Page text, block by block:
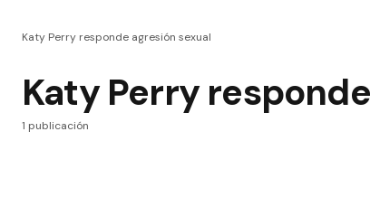
Katy Perry responde agresión sexual
Katy Perry
1 publicación